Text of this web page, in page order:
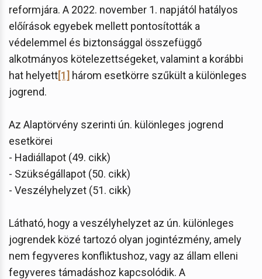
reformjára. A 2022. november 1. napjától hatályos
előírások egyebek mellett pontosították a
védelemmel és biztonsággal összefüggő
alkotmányos kötelezettségeket, valamint a korábbi
hat helyett[1] három esetkörre szűkült a különleges
jogrend.
Az Alaptörvény szerinti ún. különleges jogrend
esetkörei
- Hadiállapot (49. cikk)
- Szükségállapot (50. cikk)
- Veszélyhelyzet (51. cikk)
Látható, hogy a veszélyhelyzet az ún. különleges
jogrendek közé tartozó olyan jogintézmény, amely
nem fegyveres konfliktushoz, vagy az állam elleni
fegyveres támadáshoz kapcsolódik. A